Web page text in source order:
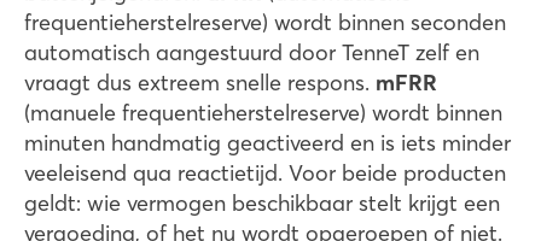
frequentieherstelreserve) wordt binnen seconden
automatisch aangestuurd door TenneT zelf en
vraagt dus extreem snelle respons. mFRR
(manuele frequentieherstelreserve) wordt binnen
minuten handmatig geactiveerd en is iets minder
veeleisend qua reactietijd. Voor beide producten
geldt: wie vermogen beschikbaar stelt krijgt een
vergoeding, of het nu wordt opgeroepen of niet.